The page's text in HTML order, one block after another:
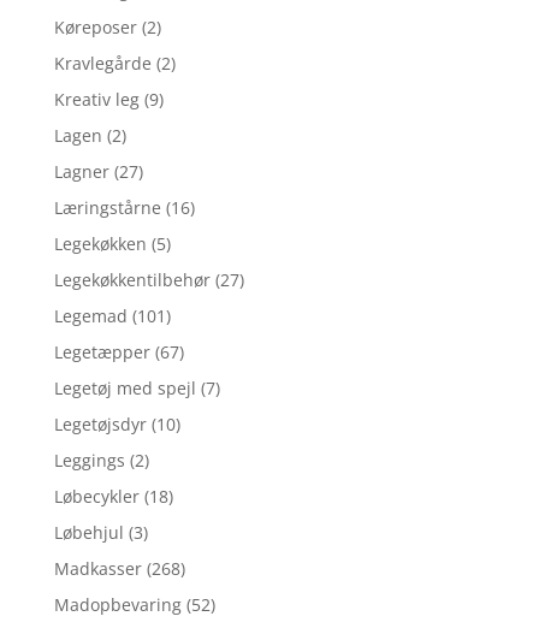
Køreposer (2)
Kravlegårde (2)
Kreativ leg (9)
Lagen (2)
Lagner (27)
Læringstårne (16)
Legekøkken (5)
Legekøkkentilbehør (27)
Legemad (101)
Legetæpper (67)
Legetøj med spejl (7)
Legetøjsdyr (10)
Leggings (2)
Løbecykler (18)
Løbehjul (3)
Madkasser (268)
Madopbevaring (52)